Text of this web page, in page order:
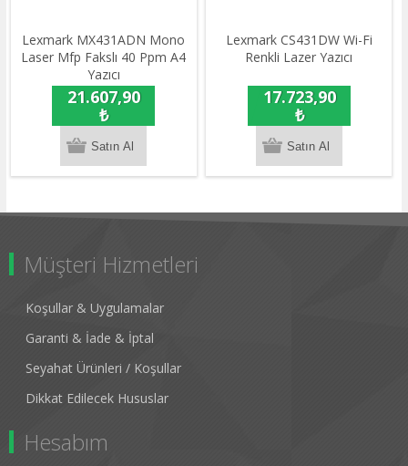
Lexmark MX431ADN Mono
Laser Mfp Fakslı 40 Ppm A4
Yazıcı
21.607,90
₺
Lexmark CS431DW Wi-Fi
Renkli Lazer Yazıcı
17.723,90
₺
Müşteri Hizmetleri
Koşullar & Uygulamalar
Garanti & İade & İptal
Seyahat Ürünleri / Koşullar
Dikkat Edilecek Hususlar
Hesabım